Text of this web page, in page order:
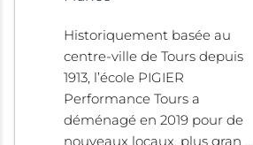
Historiquement basée au
centre-ville de Tours depuis
1913, l’école PIGIER
Performance Tours a
déménagé en 2019 pour de
nouveaux locaux, plus gran ...